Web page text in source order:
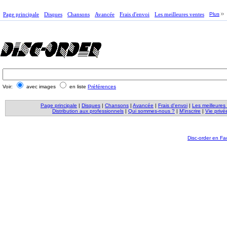
Page principale Disques Chansons Avancée Frais d'envoi Les meilleures ventes Plus
Voir: avec images en liste Préférences
Page principale | Disques | Chansons | Avancée | Frais d'envoi | Les meilleures
Distribution aux professionnels | Qui sommes-nous ? | M'inscrire | Vie
Disc-order en